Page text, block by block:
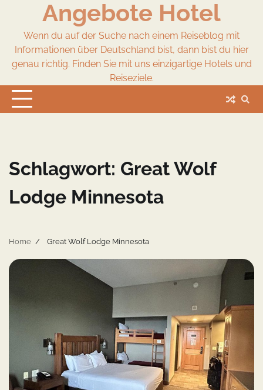
content
Angebote Hotel
Wenn du auf der Suche nach einem Reiseblog mit
Informationen über Deutschland bist, dann bist du hier
genau richtig. Finden Sie mit uns einzigartige Hotels und
Reiseziele.
Schlagwort: Great Wolf
Lodge Minnesota
Home Great Wolf Lodge Minnesota